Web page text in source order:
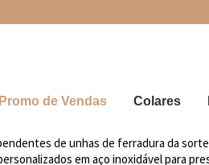
Promo de Vendas Colares